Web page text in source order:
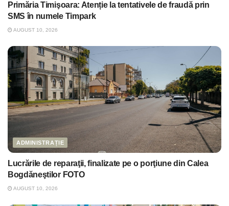
Primăria Timişoara: Atenție la tentativele de fraudă prin
SMS în numele Timpark
AUGUST 10, 2026
ADMINISTRAȚIE
Lucrările de reparaţii, finalizate pe o porţiune din Calea
Bogdăneştilor FOTO
AUGUST 10, 2026